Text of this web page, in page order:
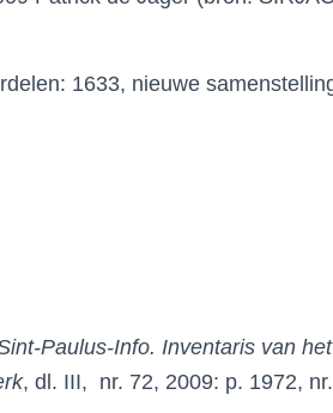
1633, nieuwe
Paulus-Info. Inventaris van
, dl. III, nr. 72, 2009: p. 1972,